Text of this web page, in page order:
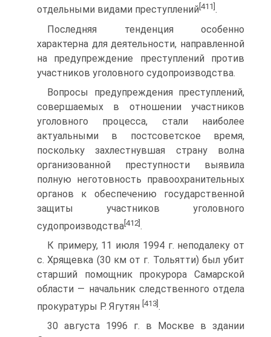
отдельными видами преступлений [411] .
Последняя тенденция особенно
характерна для деятельности, направленной
на предупреждение преступлений против
участников уголовного судопроизводства.
Вопросы предупреждения преступлений,
совершаемых в отношении участников
уголовного процесса, стали наиболее
актуальными в постсоветское время,
поскольку захлестнувшая страну волна
организованной преступности выявила
полную неготовность правоохранительных
органов к обеспечению государственной
защиты участников уголовного
судопроизводства[412].
К примеру, 11 июля 1994 г. неподалеку от
с. Хрящевка (30 км от г. Тольятти) был убит
старший помощник прокурора Самарской
области — начальник следственного отдела
прокуратуры Р. Ягутян [413] .
30 августа 1996 г. в Москве в здании